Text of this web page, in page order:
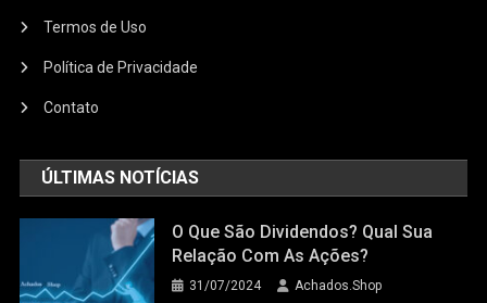
Termos de Uso
Política de Privacidade
Contato
ÚLTIMAS NOTÍCIAS
O Que São Dividendos? Qual Sua
Relação Com As Ações?
31/07/2024 Achados.Shop